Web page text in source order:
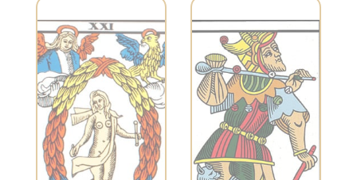
Incarne
l’accomplissement,
la réalisation et
l’intégration. Le
Monde indique
souvent que vous
avez atteint une
Considéré comme
l’initiateur du
voyage à travers
les arcanes
majeurs, il
représente
l’innocence, le